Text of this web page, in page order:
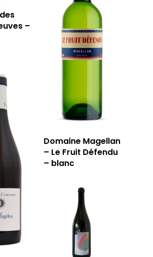
–
Domaine Magellan
– Le Fruit Défendu
– blanc
T: 04 91 33 46 59